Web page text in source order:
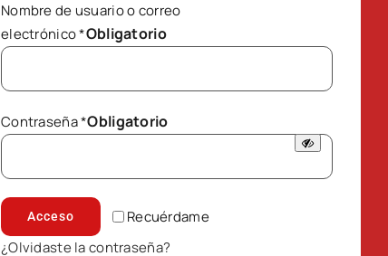
Nombre de usuario o correo
electrónico*Obligatorio
Contraseña*Obligatorio
Recuérdame
Acceso
¿Olvidaste la contraseña?